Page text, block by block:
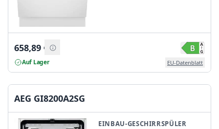
658,89 €
Auf Lager EU-Datenblatt
AEG GI8200A2SG
EINBAU-GESCHIRRSPÜLER